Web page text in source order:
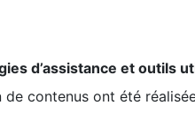
d’assistance et outils
contenus ont été